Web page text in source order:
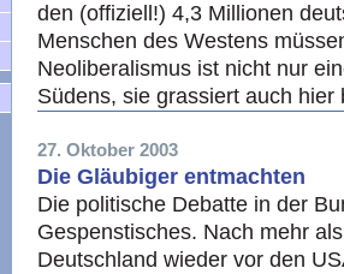
den (offiziell!) 4,3 Millionen
Menschen des Westens
Neoliberalismus ist nicht nur
Südens, sie grassiert auch
27. Oktober 2003
Die Gläubiger entmachten
Die politische Debatte in der
Gespenstisches. Nach mehr
Deutschland wieder vor den